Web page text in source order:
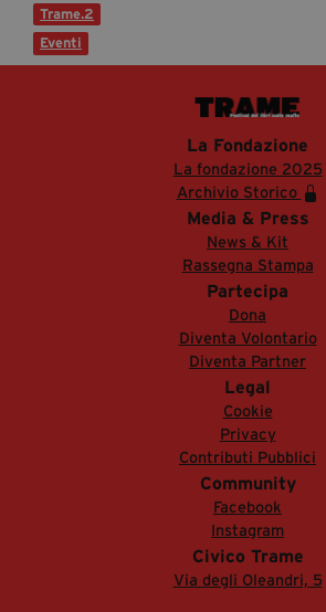
Trame.2
Eventi
La Fondazione
La fondazione 2025
Archivio Storico
Media & Press
News & Kit
Rassegna Stampa
Partecipa
Dona
Diventa Volontario
Diventa Partner
Legal
Cookie
Privacy
Contributi Pubblici
Community
Facebook
Instagram
Civico Trame
Via degli Oleandri, 5